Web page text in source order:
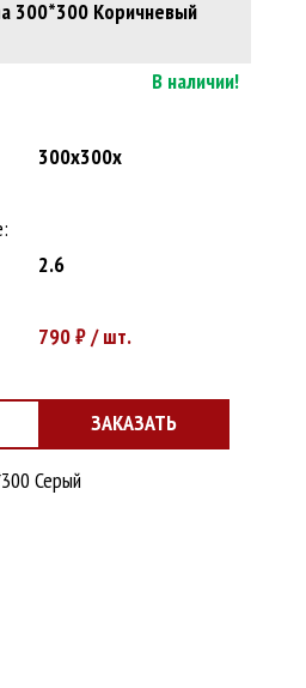
300*300 Коричневый
В наличии!
300x300x
2.6
790₽ / шт.
ЗАКАЗАТЬ